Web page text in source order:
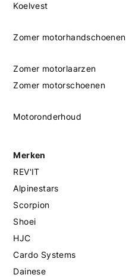
Koelvest
Zomer motorhandschoenen
Zomer motorlaarzen
Zomer motorschoenen
Motoronderhoud
Merken
REV'IT
Alpinestars
Scorpion
Shoei
HJC
Cardo Systems
Dainese